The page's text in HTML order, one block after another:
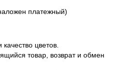
платежный)
цветов.
товар, возврат и обмен